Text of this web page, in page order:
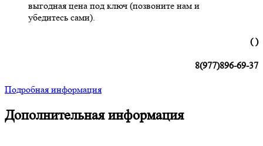
выгодная цена под ключ (позвоните нам и
убедитесь сами).
( )
8(977)896-69-37
Подробная информация
Дополнительная информация